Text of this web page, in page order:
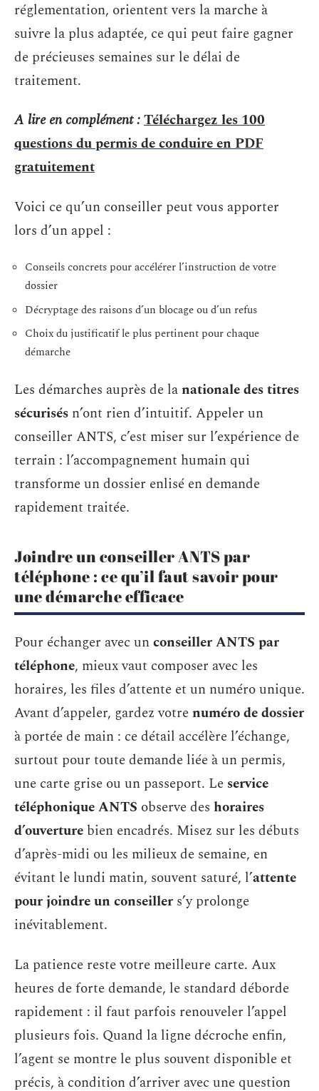
réglementation, orientent vers la marche à
suivre la plus adaptée, ce qui peut faire gagner
de précieuses semaines sur le délai de
traitement.
A lire en complément :Téléchargez les 100
questions du permis de conduire en PDF
gratuitement
Voici ce qu’un conseiller peut vous apporter
lors d’un appel :
Conseils concrets pour accélérer l’instruction de votre
dossier
Décryptage des raisons d’un blocage ou d’un refus
Choix du justificatif le plus pertinent pour chaque
démarche
Les démarches auprès de lanationale des titres
sécurisés n’ont rien d’intuitif. Appeler un
conseiller ANTS, c’est miser sur l’expérience de
terrain : l’accompagnement humain qui
transforme un dossier enlisé en demande
rapidement traitée.
Joindre un conseiller ANTS par
téléphone : ce qu’il faut savoir pour
une démarche efficace
Pour échanger avec unconseiller ANTS par
téléphone, mieux vaut composer avec les
horaires, les files d’attente et un numéro unique.
Avant d’appeler, gardez votrenuméro de dossier
à portée de main : ce détail accélère l’échange,
surtout pour toute demande liée à un permis,
une carte grise ou un passeport. Le service
téléphonique ANTS observe des horaires
d’ouverture bien encadrés. Misez sur les débuts
d’après-midi ou les milieux de semaine, en
évitant le lundi matin, souvent saturé, l’attente
pour joindre un conseiller s’y prolonge
inévitablement.
La patience reste votre meilleure carte. Aux
heures de forte demande, le standard déborde
rapidement : il faut parfois renouveler l’appel
plusieurs fois. Quand la ligne décroche enfin,
l’agent se montre le plus souvent disponible et
précis, à condition d’arriver avec une question